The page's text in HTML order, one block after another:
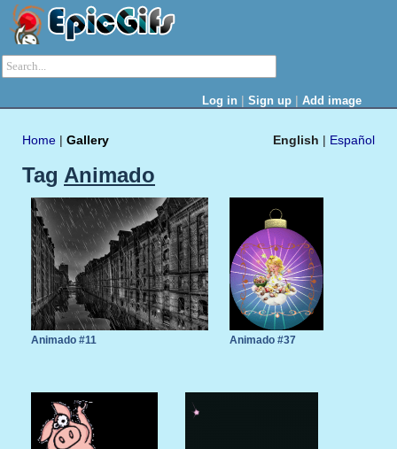
Log in | Sign up | Add image
English | Español
Home | Gallery
Tag Animado
Animado #11 Animado #37